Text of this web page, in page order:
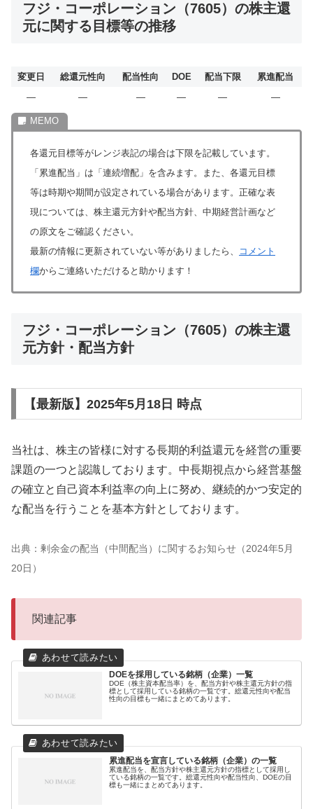
フジ・コーポレーション（7605）の株主還
元に関する目標等の推移
変更日 総還元性向 配当性向 DOE 配当下限
累進配当
―
― ― ― ― ―
各還元目標等がレンジ表記の場合は下限を記載しています。
「累進配当」は「連続増配」を含みます。また、各還元目標
等は時期や期間が設定されている場合があります。正確な表
現については、株主還元方針や配当方針、中期経営計画など
の原文をご確認ください。
最新の情報に更新されていない等がありましたら、
コメント
欄からご連絡いただけると助かります！
フジ・コーポレーション（7605）の株主還
元方針・配当方針
【最新版】2025年5月18日 時点
当社は、株主の皆様に対する長期的利益還元を経営の重要
課題の一つと認識しております。中長期視点から経営基盤
の確立と自己資本利益率の向上に努め、継続的かつ安定的
な配当を行うことを基本方針としております。
出典：剰余金の配当（中間配当）に関するお知らせ（2024年5月
20日）
関連記事
DOEを採用している銘柄（企業）一覧
DOE（株主資本配当率）を、配当方針や株主還元方針の指
標として採用している銘柄の一覧です。総還元性向や配当
性向の目標も一緒にまとめてあります。
累進配当を宣言している銘柄（企業）の一覧
累進配当を、配当方針や株主還元方針の指標として採用し
ている銘柄の一覧です。総還元性向や配当性向、DOEの目
標も一緒にまとめてあります。